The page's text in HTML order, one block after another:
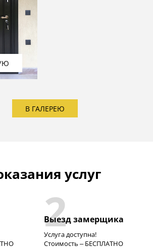
В ГАЛЕРЕЮ
услуг
2
Выезд замерщика
Услуга доступна!
Стоимость – БЕСПЛАТНО